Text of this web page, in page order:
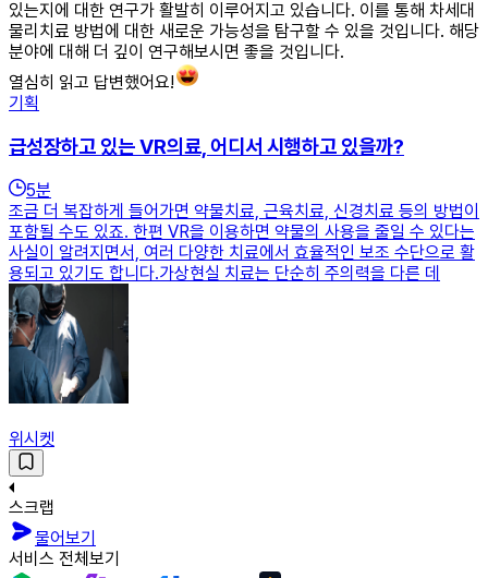
있는지에 대한 연구가 활발히 이루어지고 있습니다. 이를 통해 차세대
물리치료 방법에 대한 새로운 가능성을 탐구할 수 있을 것입니다. 해당
분야에 대해 더 깊이 연구해보시면 좋을 것입니다.
열심히 읽고 답변했어요!
기획
급성장하고 있는 VR의료, 어디서 시행하고 있을까?
5분
조금 더 복잡하게 들어가면 약물치료, 근육치료, 신경치료 등의 방법이
포함될 수도 있죠. 한편 VR을 이용하면 약물의 사용을 줄일 수 있다는
사실이 알려지면서, 여러 다양한 치료에서 효율적인 보조 수단으로 활
용되고 있기도 합니다.가상현실 치료는 단순히 주의력을 다른 데
위시켓
스크랩
물어보기
서비스 전체보기